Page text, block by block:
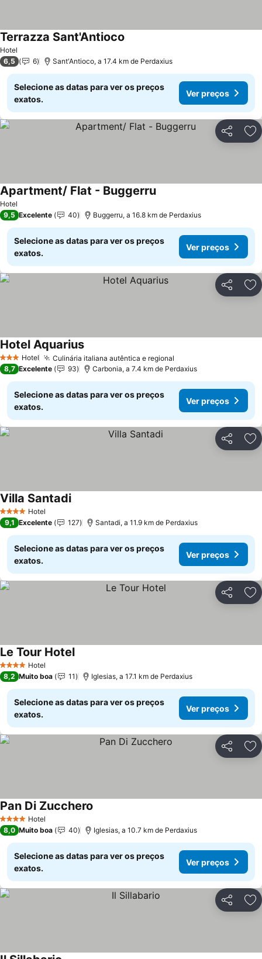
Hotel
Terrazza Sant'Antioco
6,5 6 Sant'Antioco, a 17.4 km de Perdaxius
Selecione as datas para ver os preços
exatos.
Ver preços
Partilhar
Hotel
Apartment/ Flat - Buggerru
9,5 Excelente 40 Buggerru, a 16.8 km de Perdaxius
Selecione as datas para ver os preços
exatos.
Ver preços
Partilhar
3 EstrelasHotel Culinária italiana autêntica e regional
Hotel Aquarius
8,7 Excelente 93 Carbonia, a 7.4 km de Perdaxius
Selecione as datas para ver os preços
exatos.
Ver preços
Partilhar
4 EstrelasHotel
Villa Santadi
9,1 Excelente 127 Santadi, a 11.9 km de Perdaxius
Selecione as datas para ver os preços
exatos.
Ver preços
Partilhar
4 EstrelasHotel
Le Tour Hotel
8,2 Muito boa 11 Iglesias, a 17.1 km de Perdaxius
Selecione as datas para ver os preços
exatos.
Ver preços
Partilhar
4 EstrelasHotel
Pan Di Zucchero
8,0 Muito boa 40 Iglesias, a 10.7 km de Perdaxius
Selecione as datas para ver os preços
exatos.
Ver preços
Partilhar